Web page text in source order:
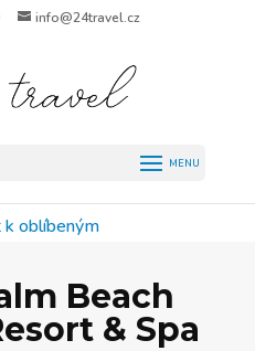
info@24travel.cz
k oblíbeným
Beach
& Spa